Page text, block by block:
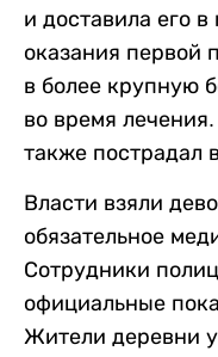
и доставила его
оказания первой
в более крупную
во время
также пострадал
Власти взяли
обязательное
Сотрудники
официальные
Жители деревни